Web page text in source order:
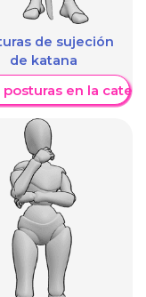
de sujeción
de katana
posturas en la